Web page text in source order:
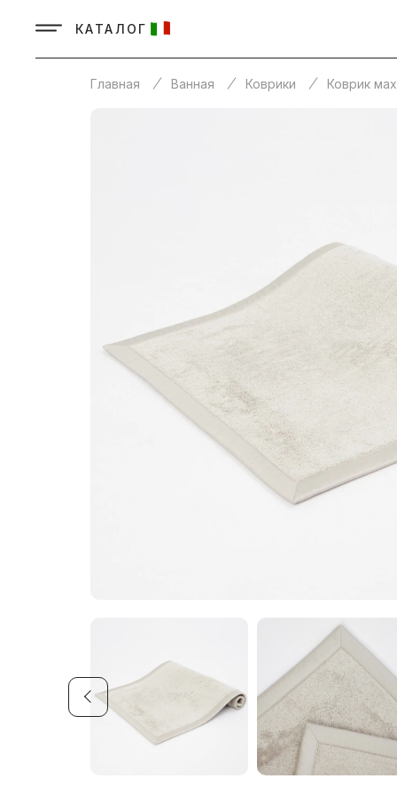
КАТАЛОГ
Главная Ванная Коврики Коврик